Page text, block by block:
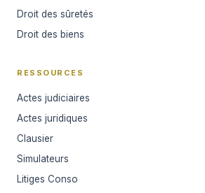
Droit des sûretés
Droit des biens
RESSOURCES
Actes judiciaires
Actes juridiques
Clausier
Simulateurs
Litiges Conso